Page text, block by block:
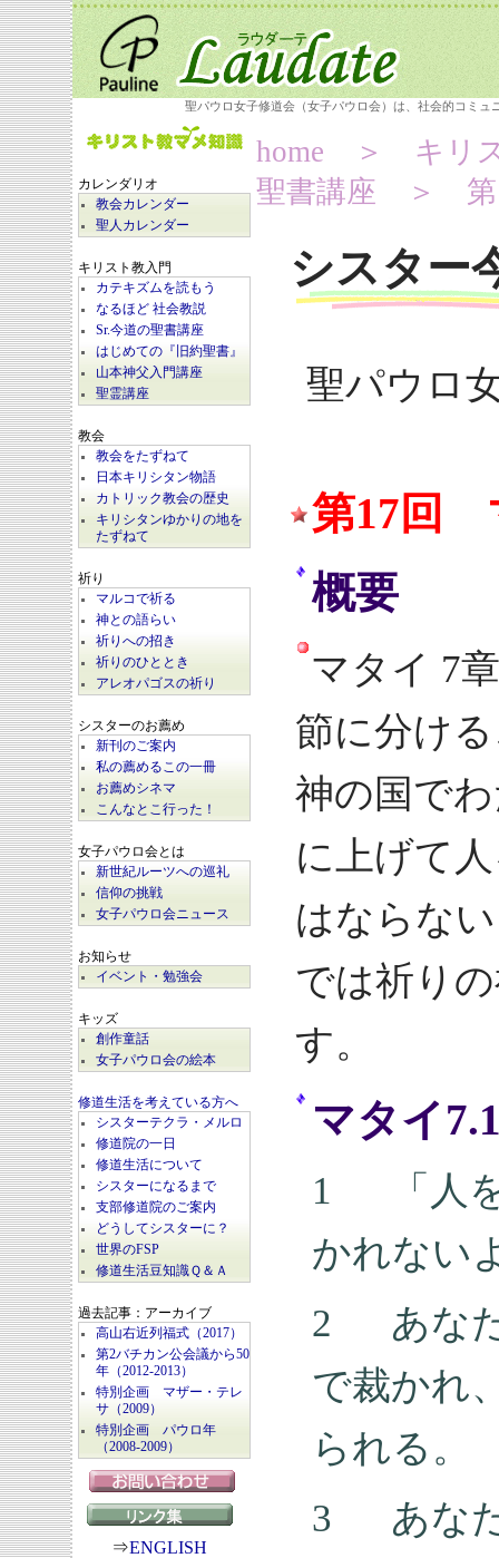
聖パウロ女子修道会（女子パウロ会）は、社会的コミ
カレンダリオ
教会カレンダー
聖人カレンダー
キリスト教入門
カテキズムを読もう
なるほど 社会教説
Sr.今道の聖書講座
はじめての『旧約聖書』
山本神父入門講座
聖霊講座
教会
教会をたずねて
日本キリシタン物語
カトリック教会の歴史
キリシタンゆかりの地を
たずねて
祈り
マルコで祈る
神との語らい
祈りへの招き
祈りのひととき
アレオパゴスの祈り
シスターのお薦め
新刊のご案内
私の薦めるこの一冊
お薦めシネマ
こんなとこ行った！
女子パウロ会とは
新世紀ルーツへの巡礼
信仰の挑戦
女子パウロ会ニュース
お知らせ
イベント・勉強会
キッズ
創作童話
女子パウロ会の絵本
修道生活を考えている方へ
シスターテクラ・メルロ
修道院の一日
修道生活について
シスターになるまで
支部修道院のご案内
どうしてシスターに？
世界のFSP
修道生活豆知識Ｑ＆Ａ
過去記事：アーカイブ
高山右近列福式（2017）
第2バチカン公会議から50
年（2012-2013）
特別企画 マザー・テレ
サ（2009）
特別企画 パウロ年
（2008-2009）
⇒ENGLISH
home ＞ キリ
聖書講座 ＞ 第
シスター
聖パウロ
第17回
概要
マタイ 7
節に分け
神の国で
に上げて
はならな
では祈り
す。
マタイ
1 「人を
かれない
2 あなた
で裁かれ
られる。
3 あなた